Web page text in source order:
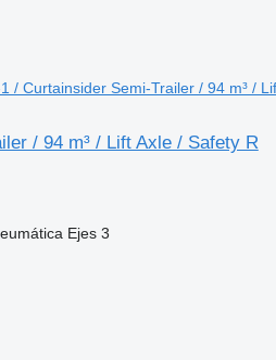
/ Curtainsider Semi-Trailer / 94 m³ /
/ 94 m³ / Lift Axle / Safety R
Ejes 3